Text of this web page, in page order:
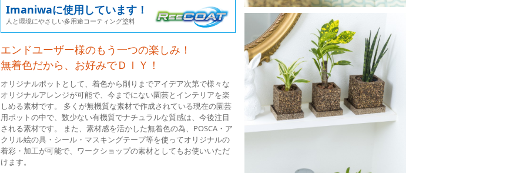
Imaniwaに使用しています！
人と環境にやさしい多用途コーティング塗料
エンドユーザー様のもう一つの楽しみ！
無着色だから、お好みでＤＩＹ！
オリジナルポットとして、着色から削りまでアイデア次第で様々な
オリジナルアレンジが可能で、今までにない園芸とインテリアを楽
しめる素材です。 多くが無機質な素材で作成されている現在の園芸
用ポットの中で、数少ない有機質でナチュラルな質感は、今後注目
される素材です。 また、素材感を活かした無着色の為、POSCA・ア
クリル絵の具・シール・マスキングテープ等を使ってオリジナルの
着彩・加工が可能で、ワークショップの素材としてもお使いいただ
けます。